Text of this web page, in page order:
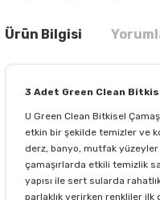
Ürün Bilgisi
3 Adet Green Clean
U Green Clean Bitkisel
etkin bir şekilde temizler ve
derz, banyo, mutfak
çamaşırlarda etkili temizlik
yapısı ile sert sularda
parlaklık verirken renkliler ilk